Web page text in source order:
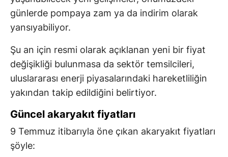
günlerde pompaya zam ya da indirim olarak
yansıyabiliyor.
Şu an için resmi olarak açıklanan yeni bir fiyat
değişikliği bulunmasa da sektör temsilcileri,
uluslararası enerji piyasalarındaki hareketliliğin
yakından takip edildiğini belirtiyor.
Güncel akaryakıt fiyatları
9 Temmuz itibarıyla öne çıkan akaryakıt fiyatları
şöyle: